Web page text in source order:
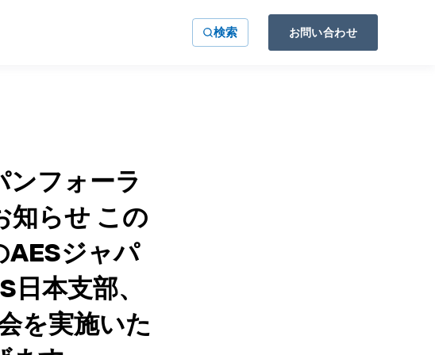
検索 お問い合わせ
ンフォーラ
知らせ この
AESジャパ
本支部、
を実施いた